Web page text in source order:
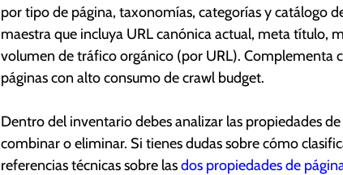
por tipo de página, taxonomías, categorías y catálogo
maestra que incluya URL canónica actual, meta título,
volumen de tráfico orgánico (por URL). Complementa
páginas con alto consumo de crawl budget.
Dentro del inventario debes analizar las propiedades
combinar o eliminar. Si tienes dudas sobre cómo
referencias técnicas sobre lasdos propiedades de